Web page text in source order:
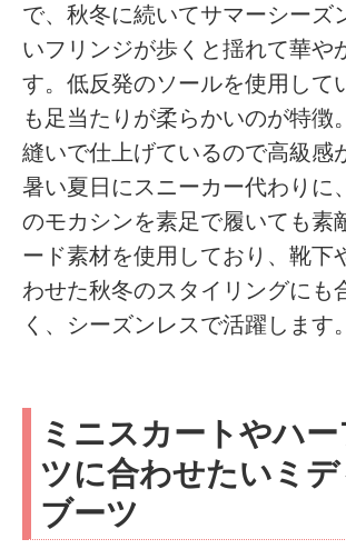
で、秋冬に続いてサマーシーズ
いフリンジが歩くと揺れて華や
す。低反発のソールを使用して
も足当たりが柔らかいのが特徴
縫いで仕上げているので高級感
暑い夏日にスニーカー代わりに
のモカシンを素足で履いても素
ード素材を使用しており、靴下
わせた秋冬のスタイリングにも
く、シーズンレスで活躍します。
ミニスカートやハ
ツに合わせたいミ
ブーツ